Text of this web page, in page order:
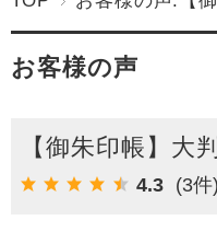
お客様の声
【御朱印帳】大
4.3 (3件)